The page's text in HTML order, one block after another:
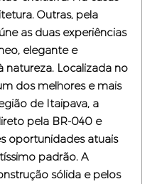
Outras, pela
as duas experiências
elegante e
Localizada no
dos melhores e mais
de Itaipava, a
pela BR-040 e
oportunidades atuais
padrão. A
sólida e pelos